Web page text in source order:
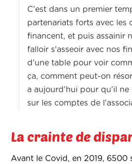
C'est dans un premier
partenariats forts avec les
financent, et puis assainir
falloir s'asseoir avec nos
d'une table pour voir
ça, comment peut-on
a aujourd'hui pour qu'il ne
sur les comptes de
La crainte de
Avant le Covid, en 2019, 6500